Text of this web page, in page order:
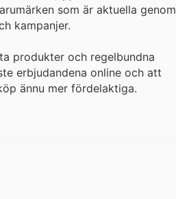
som är aktuella genom
kampanjer.
produkter och regelbundna
erbjudandena online och att
ännu mer fördelaktiga.